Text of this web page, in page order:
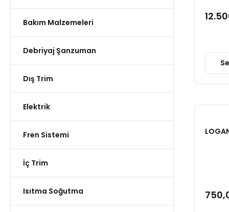
Bakım Malzemeleri
Debriyaj Şanzuman
Dış Trim
Elektrik
Fren Sistemi
İç Trim
Isıtma Soğutma